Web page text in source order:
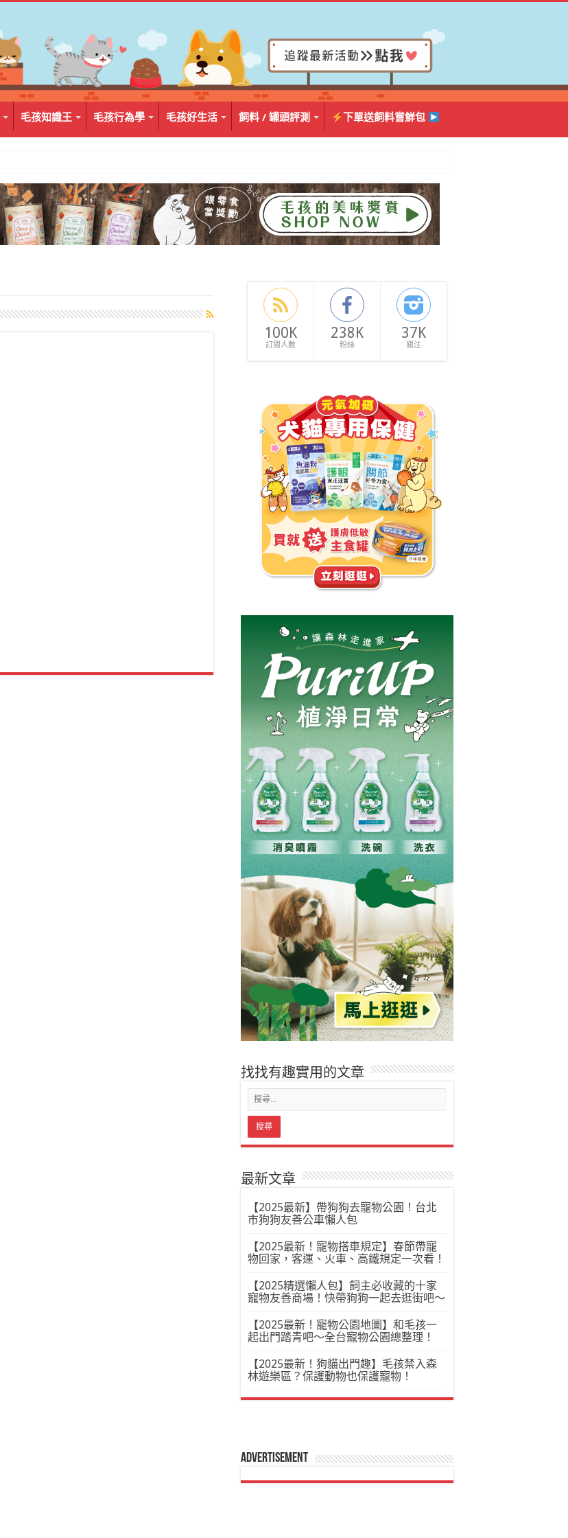
毛孩知識王 毛孩行為學 毛孩好生活 飼料 / 罐頭評測 下單送飼料嘗鮮包
100K
訂閱人數
238K
粉絲
37K
關注
找找有趣實用的文章
最新文章
【2025最新】帶狗狗去寵物公園！台北
市狗狗友善公車懶人包
【2025最新！寵物搭車規定】春節帶寵
物回家，客運、火車、高鐵規定一次看！
【2025精選懶人包】飼主必收藏的十家
寵物友善商場！快帶狗狗一起去逛街吧～
【2025最新！寵物公園地圖】和毛孩一
起出門踏青吧～全台寵物公園總整理！
【2025最新！狗貓出門趣】毛孩禁入森
林遊樂區？保護動物也保護寵物！
Advertisement